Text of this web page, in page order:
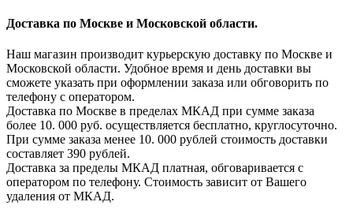
Доставка по Москве и Московской области.
Наш магазин производит курьерскую доставку по Москве и
Московской области. Удобное время и день доставки вы
сможете указать при оформлении заказа или обговорить по
телефону с оператором.
Доставка по Москве в пределах МКАД при сумме заказа
более 10. 000 руб. осуществляется бесплатно, круглосуточно.
При сумме заказа менее 10. 000 рублей стоимость доставки
составляет 390 рублей.
Доставка за пределы МКАД платная, обговаривается с
оператором по телефону. Стоимость зависит от Вашего
удаления от МКАД.